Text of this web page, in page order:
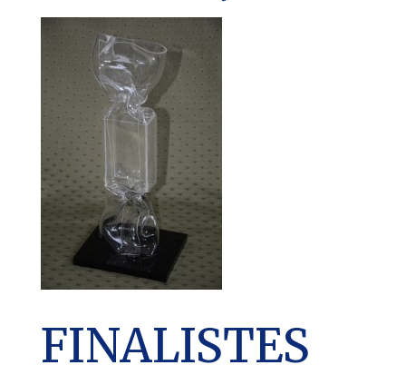
FINALISTES